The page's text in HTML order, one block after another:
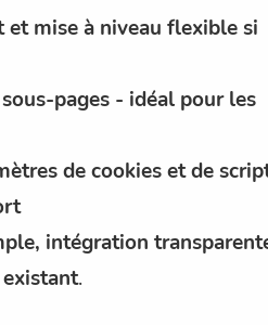
et mise à niveau flexible si
pages - idéal pour les
de cookies et de
intégration
.